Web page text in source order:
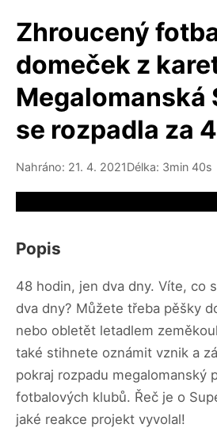
Zhroucený
domeček z
Megalomanská
se rozpadla za
Nahráno: 21. 4. 2021Délka: 3min 40s
Popis
48 hodin, jen dva dny. Víte, co
dva dny? Můžete třeba pěšky
nebo obletět letadlem
také stihnete oznámit vznik a
pokraj rozpadu megalomanský
fotbalových klubů. Řeč je o
jaké reakce projekt vyvolal!